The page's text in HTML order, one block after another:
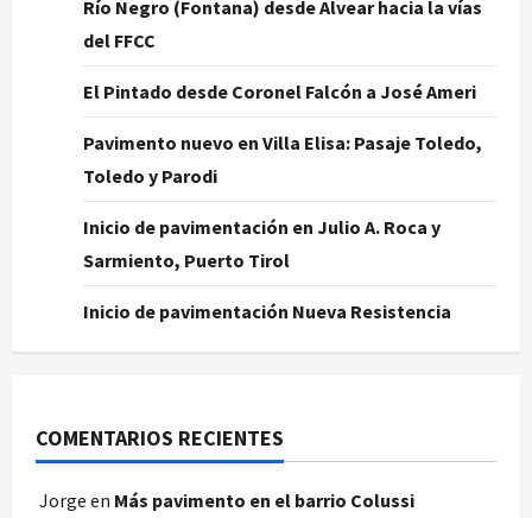
Río Negro (Fontana) desde Alvear hacia la vías
del FFCC
El Pintado desde Coronel Falcón a José Ameri
Pavimento nuevo en Villa Elisa: Pasaje Toledo,
Toledo y Parodi
Inicio de pavimentación en Julio A. Roca y
Sarmiento, Puerto Tirol
Inicio de pavimentación Nueva Resistencia
COMENTARIOS RECIENTES
Jorge en Más pavimento en el barrio Colussi